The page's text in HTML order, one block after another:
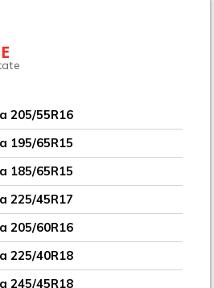
205/55R16
195/65R15
185/65R15
225/45R17
205/60R16
225/40R18
245/45R18